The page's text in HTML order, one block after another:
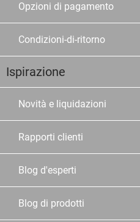
Opzioni di pagamento
Condizioni-di-ritorno
Ispirazione
Novità e liquidazioni
Rapporti clienti
Blog d'esperti
Blog di prodotti